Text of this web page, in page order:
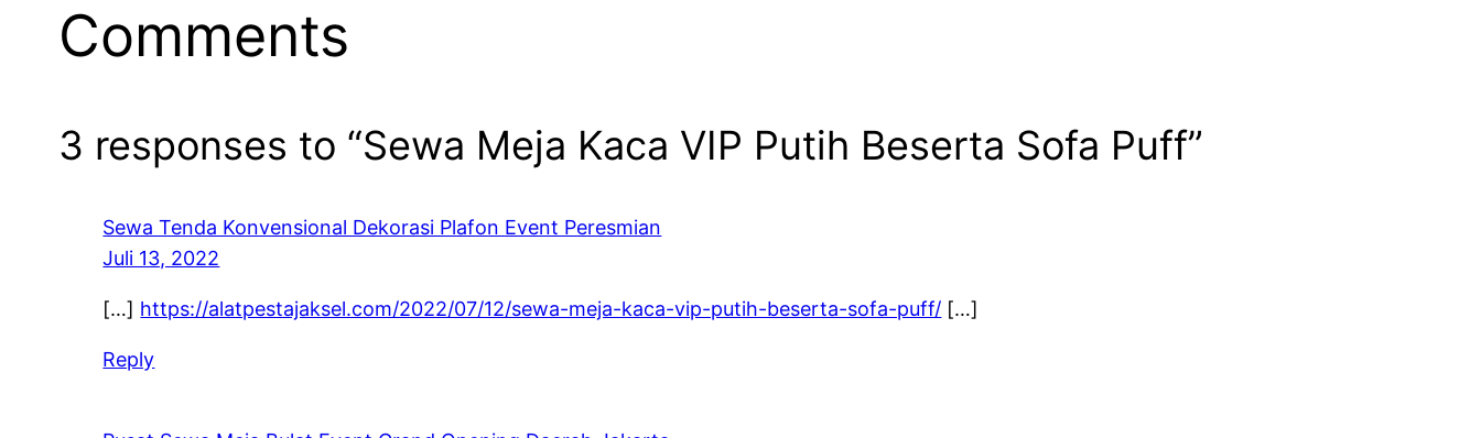
Comments
3 responses to “Sewa Meja Kaca VIP Putih Beserta Sofa Puff”
Sewa Tenda Konvensional Dekorasi Plafon Event Peresmian
Juli 13, 2022
[…] https://alatpestajaksel.com/2022/07/12/sewa-meja-kaca-vip-putih-beserta-sofa-puff/ […]
Reply